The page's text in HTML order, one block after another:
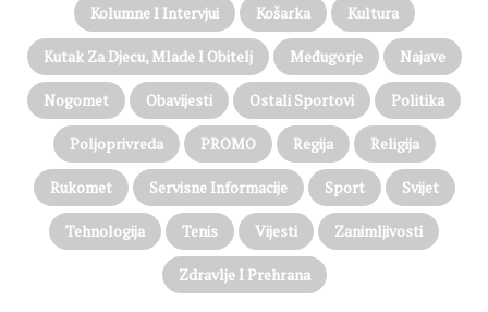
Kolumne I Intervjui Košarka Kultura
Kutak Za Djecu, Mlade I Obitelj Međugorje Najave
Nogomet Obavijesti Ostali Sportovi Politika
Poljoprivreda PROMO Regija Religija
Rukomet Servisne Informacije Sport Svijet
Tehnologija Tenis Vijesti Zanimljivosti
Zdravlje I Prehrana